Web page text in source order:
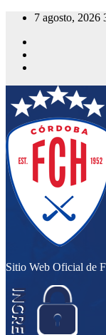
Saltar
contenido
7 agosto, 2026
Sitio Web Oficial de